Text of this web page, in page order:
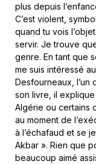
plus depuis
C’est violent,
quand tu vois
servir. Je trouve
genre. En tant que
me suis intéressé
Desfourneaux, l’un
son livre, il explique
Algérie ou certains
au moment de
à l’échafaud et se
Akbar ». Rien que
beaucoup aimé